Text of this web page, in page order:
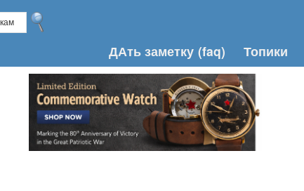
ДАть заметку (faq) Топики